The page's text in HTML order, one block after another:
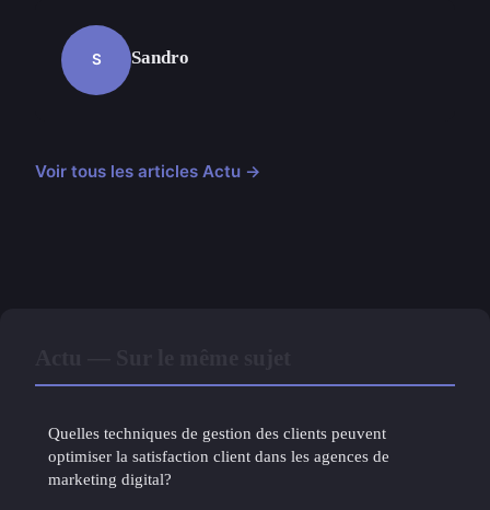
S Sandro
Voir tous les articles Actu →
Quelles techniques de gestion des clients peuvent
optimiser la satisfaction client dans les agences de
marketing digital?